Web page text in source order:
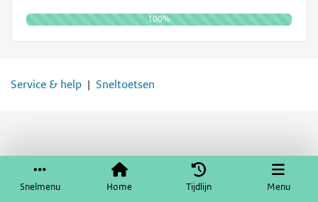
Snelmenu Home Tijdlijn Menu
100%
Service & help Sneltoetsen